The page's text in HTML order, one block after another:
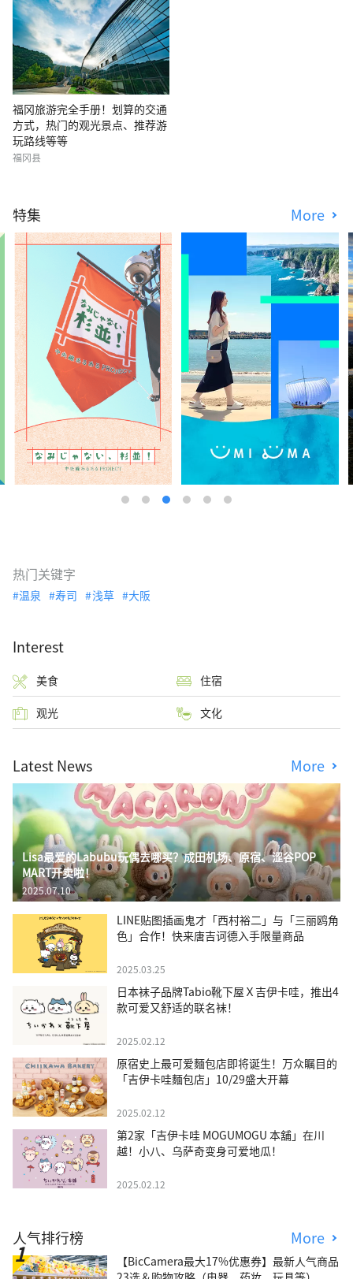
福冈旅游完全手册！划算的交通
方式，热门的观光景点、推荐游
玩路线等等
福冈县
特集 More
热门关键字
温泉 寿司 浅草 大阪
Interest
美食 住宿
观光 文化
Latest News More
Lisa最爱的Labubu玩偶去哪买？成田机场、原宿、涩谷POP
MART开卖啦！
2025.07.10
LINE贴图插画鬼才「西村裕二」与「三丽鸥角
色」合作！快来唐吉诃德入手限量商品
2025.03.25
日本袜子品牌Tabio靴下屋Ｘ吉伊卡哇，推出4
款可爱又舒适的联名袜！
2025.02.12
原宿史上最可爱麵包店即将诞生！万众瞩目的
「吉伊卡哇麵包店」10/29盛大开幕
2025.02.12
第2家「吉伊卡哇 MOGUMOGU 本舖」在川
越！小八、乌萨奇变身可爱地瓜！
2025.02.12
人气排行榜 More
【BicCamera最大17%优惠券】最新人气商品